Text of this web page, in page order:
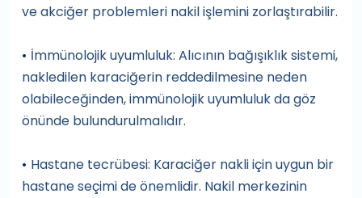
ve akciğer problemleri nakil işlemini zorlaştırabilir.
• İmmünolojik uyumluluk: Alıcının bağışıklık sistemi,
nakledilen karaciğerin reddedilmesine neden
olabileceğinden, immünolojik uyumluluk da göz
önünde bulundurulmalıdır.
• Hastane tecrübesi: Karaciğer nakli için uygun bir
hastane seçimi de önemlidir. Nakil merkezinin